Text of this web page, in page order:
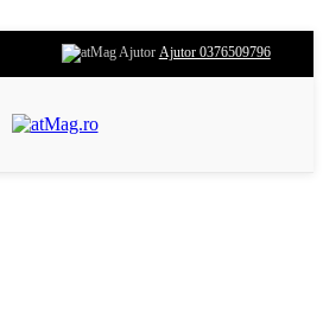
Ajutor 0376509796